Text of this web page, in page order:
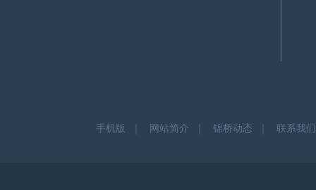
手机版 ｜ 网站简介 ｜ 锦桥动态 ｜ 联系我们